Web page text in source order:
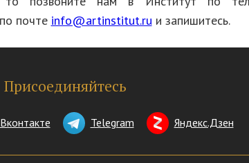
почте info@artinstitut.ru и запишитесь.
Присоединяйтесь
Вконтакте Telegram Яндекс.Дзен